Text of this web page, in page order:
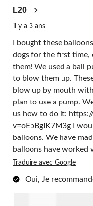
L20
il y a 3 ans
I bought these
dogs for the first time,
them! We used a ball
to blow them up.
blow up by mouth
plan to use a pump.
us how to do it:
v=oEbBgIK7M3g I
balloons. We have
balloons have worked
Traduire avec Google
Oui, Je